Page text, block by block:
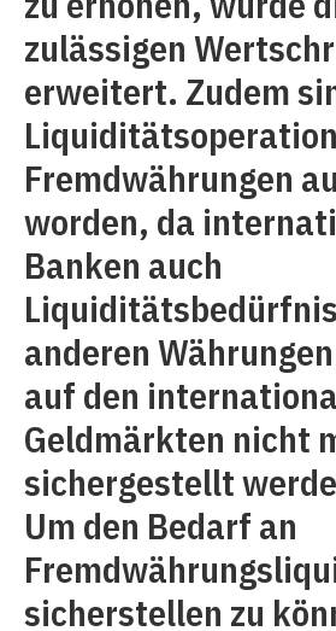
zulässigen
erweitert. Zudem
Fremdwährungen
worden, da
Banken auch
anderen
auf den
Geldmärkten nicht
sichergestellt
Um den Bedarf an
sicherstellen zu